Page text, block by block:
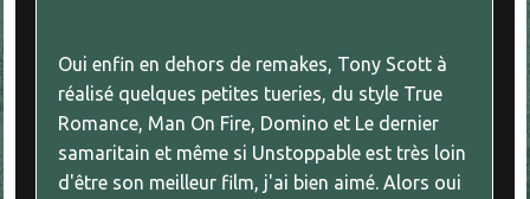
Oui enfin en dehors de remakes, Tony Scott à
réalisé quelques petites tueries, du style True
Romance, Man On Fire, Domino et Le dernier
samaritain et même si Unstoppable est très loin
d'être son meilleur film, j'ai bien aimé. Alors oui